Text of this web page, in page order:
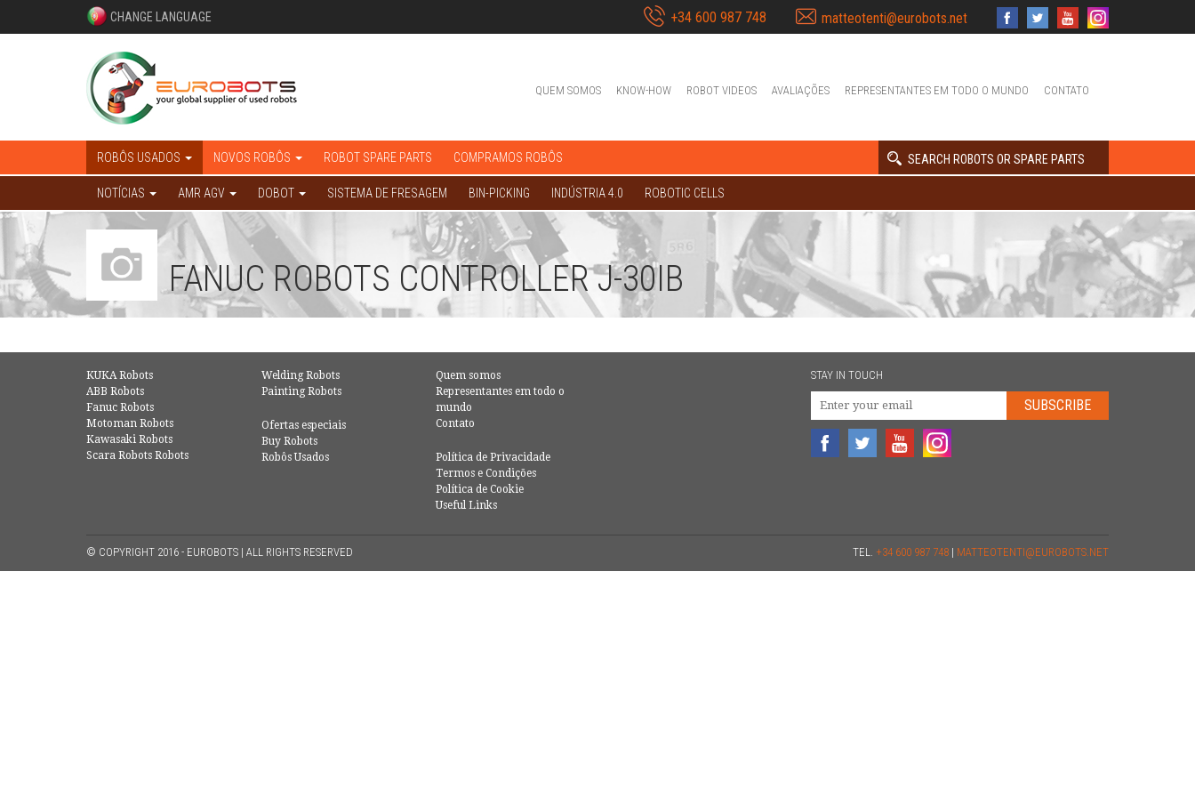
CHANGE LANGUAGE +34 600 987 748 matteotenti@eurobots.net
QUEM SOMOS KNOW-HOW ROBOT VIDEOS AVALIAÇÕES REPRESENTANTES EM TODO O MUNDO CONTATO
ROBÔS USADOS NOVOS ROBÔS ROBOT SPARE PARTS COMPRAMOS ROBÔS SEARCH ROBOTS OR SPARE PARTS
NOTÍCIAS AMR AGV DOBOT SISTEMA DE FRESAGEM BIN-PICKING INDÚSTRIA 4.0 ROBOTIC CELLS
FANUC ROBOTS CONTROLLER J-30IB
KUKA Robots
ABB Robots
Fanuc Robots
Motoman Robots
Kawasaki Robots
Scara Robots Robots
Welding Robots
Painting Robots
Ofertas especiais
Buy Robots
Robôs Usados
Quem somos
Representantes em todo o
mundo
Contato
Política de Privacidade
Termos e Condições
Política de Cookie
Useful Links
STAY IN TOUCH
SUBSCRIBE
© COPYRIGHT 2016 - EUROBOTS | ALL RIGHTS RESERVED TEL. +34 600 987 748 | MATTEOTENTI@EUROBOTS.NET